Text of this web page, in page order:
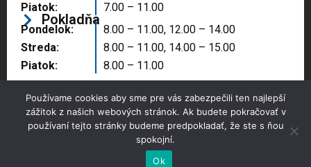
Piatok:
7.00 – 11.00
Pokladňa
Pondelok:
Streda:
Piatok:
8.00 – 11.00, 12.00 – 14.00
8.00 – 11.00, 14.00 – 15.00
8.00 – 11.00
Copyright © 2025 Správa majetku mesta, n.o.,
Partizánske
Používame cookies aby sme pre vás zabezpečili ten najlepší
zážitok z našich webových stránok. Ak budete pokračovať v
používaní tejto stránky budeme predpokladať, že ste s ňou
spokojní.
Ok